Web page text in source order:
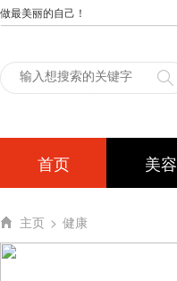
做最美丽的自己！
首页 美容
主页 > 健康